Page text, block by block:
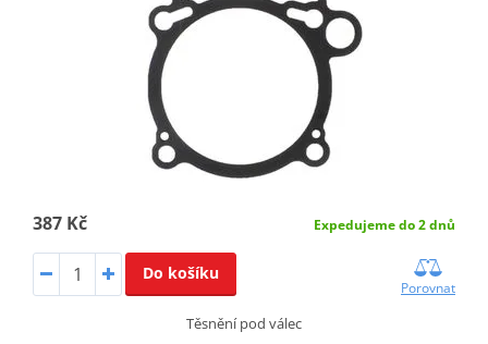
387 Kč Expedujeme do 2 dnů
Do košíku
Porovnat
Těsnění pod válec